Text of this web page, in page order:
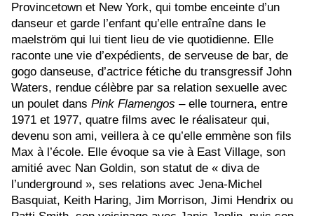
Provincetown et New York, qui tombe enceinte d’un
danseur et garde l’enfant qu’elle entraîne dans le
maelström qui lui tient lieu de vie quotidienne. Elle
raconte une vie d’expédients, de serveuse de bar, de
gogo danseuse, d’actrice fétiche du transgressif John
Waters, rendue célèbre par sa relation sexuelle avec
un poulet dans Pink Flamengos – elle tournera, entre
1971 et 1977, quatre films avec le réalisateur qui,
devenu son ami, veillera à ce qu’elle emmène son fils
Max à l’école. Elle évoque sa vie à East Village, son
amitié avec Nan Goldin, son statut de « diva de
l’underground », ses relations avec Jena-Michel
Basquiat, Keith Haring, Jim Morrison, Jimi Hendrix ou